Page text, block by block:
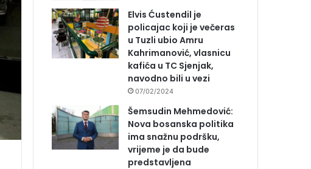
Elvis Ćustendil je
policajac koji je večeras
u Tuzli ubio Amru
Kahrimanović, vlasnicu
kafića u TC Sjenjak,
navodno bili u vezi
07/02/2024
Šemsudin Mehmedović:
Nova bosanska politika
ima snažnu podršku,
vrijeme je da bude
predstavljena